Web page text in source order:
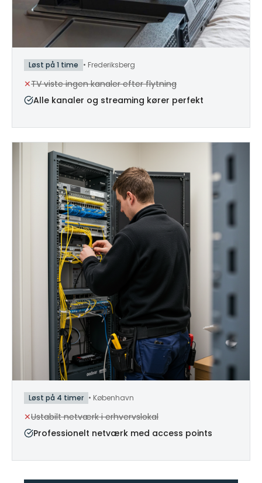
Løst på 1 time • Frederiksberg
✕TV viste ingen kanaler efter flytning
Alle kanaler og streaming kører perfekt
Løst på 4 timer • København
✕Ustabilt netværk i erhvervslokal
Professionelt netværk med access points